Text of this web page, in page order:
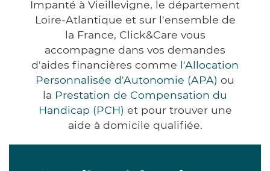
Impanté à Vieillevigne, le département
Loire-Atlantique et sur l'ensemble de
la France, Click&Care vous
accompagne dans vos demandes
d'aides financières comme l'Allocation
Personnalisée d'Autonomie (APA) ou
la Prestation de Compensation du
Handicap (PCH) et pour trouver une
aide à domicile qualifiée.